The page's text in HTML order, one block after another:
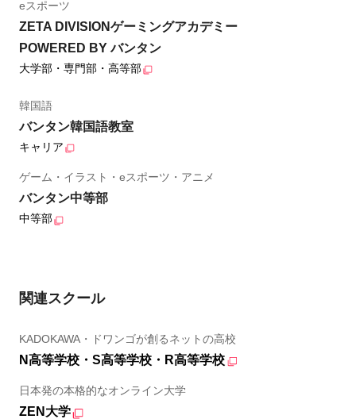
eスポーツ
ZETA DIVISIONゲーミングアカデミー
POWERED BY バンタン
大学部・専門部・高等部
韓国語
バンタン韓国語教室
キャリア
ゲーム・イラスト・eスポーツ・アニメ
バンタン中等部
中等部
関連スクール
KADOKAWA・ドワンゴが創るネットの高校
N高等学校・S高等学校・R高等学校
日本発の本格的なオンライン大学
ZEN大学